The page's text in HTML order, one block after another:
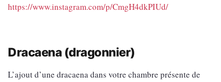
https://www.instagram.com/p/CmgH4dkPIUd/
Dracaena (dragonnier)
L’ajout d’une dracaena dans votre chambre présente de